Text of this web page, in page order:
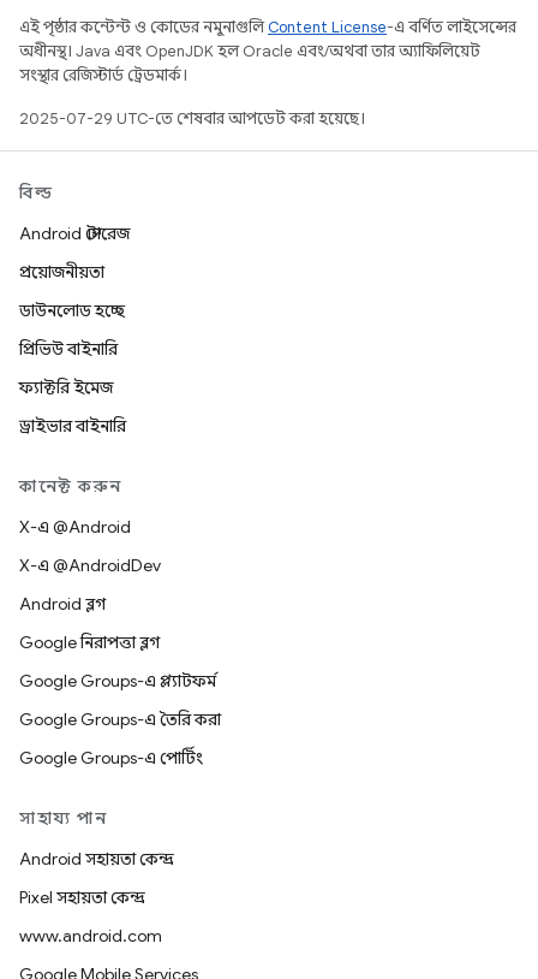
এই পৃষ্ঠার কন্টেন্ট ও কোডের নমুনাগুলিContent License-এ বর্ণিত লাইসেন্সের
অধীনস্থ। Java এবং OpenJDK হল Oracle এবং/অথবা তার অ্যাফিলিয়েট
সংস্থার রেজিস্টার্ড ট্রেডমার্ক।
2025-07-29 UTC-তে শেষবার আপডেট করা হয়েছে।
বিল্ড
Android স্টোরেজ
প্রয়োজনীয়তা
ডাউনলোড হচ্ছে
প্রিভিউ বাইনারি
ফ্যাক্টরি ইমেজ
ড্রাইভার বাইনারি
কানেক্ট করুন
X-এ @Android
X-এ @AndroidDev
Android ব্লগ
Google নিরাপত্তা ব্লগ
Google Groups-এ প্ল্যাটফর্ম
Google Groups-এ তৈরি করা
Google Groups-এ পোর্টিং
সাহায্য পান
Android সহায়তা কেন্দ্র
Pixel সহায়তা কেন্দ্র
www.android.com
Google Mobile Services